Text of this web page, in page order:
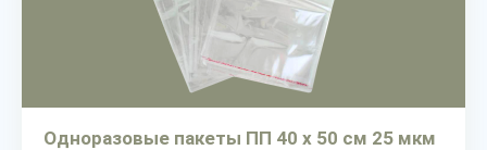
Одноразовые пакеты ПП 40 х 50 см 25 мкм